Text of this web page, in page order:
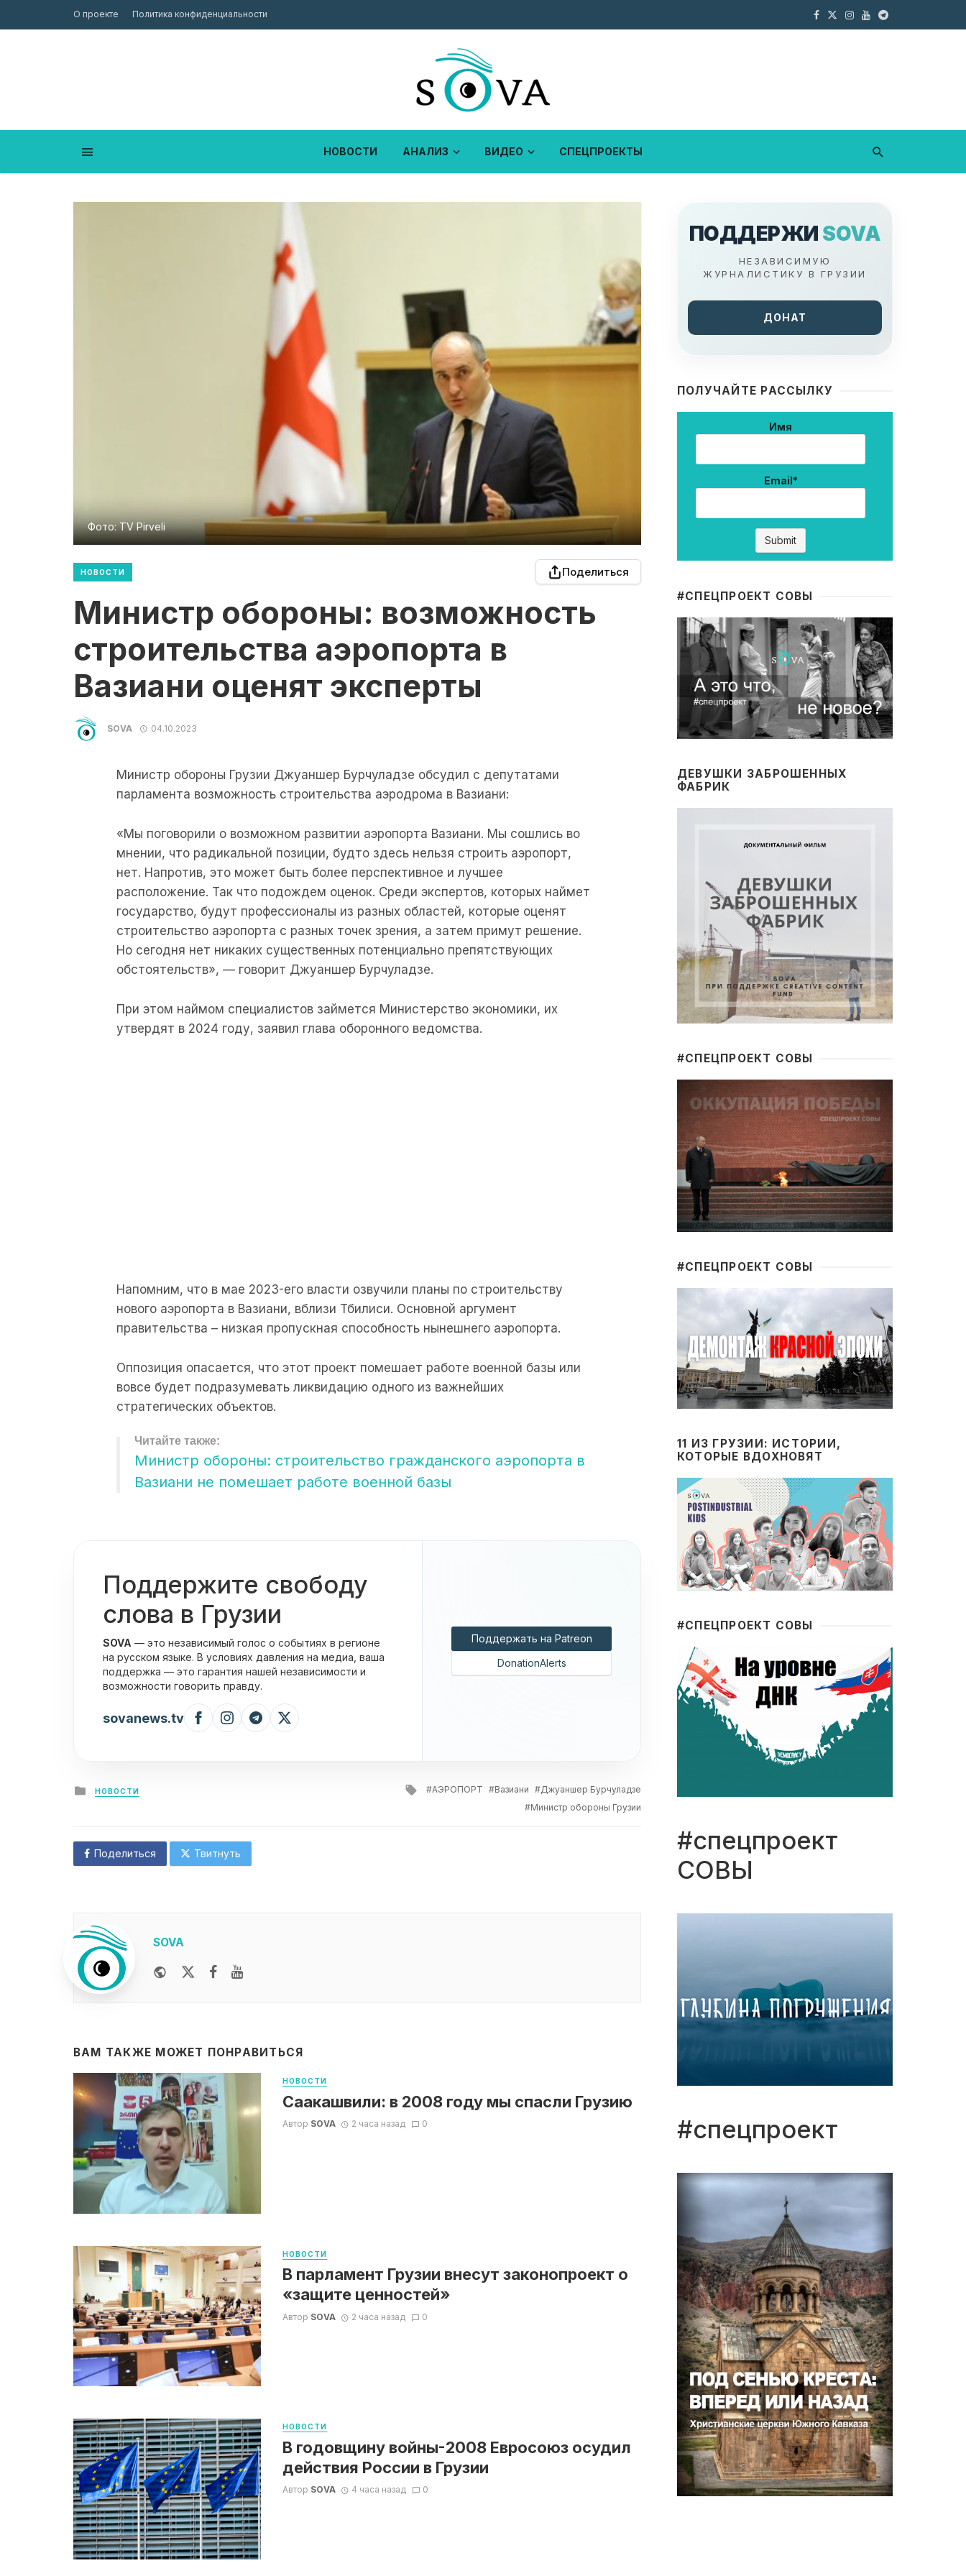
О проекте Политика конфиденциальности
НОВОСТИ АНАЛИЗ ВИДЕО СПЕЦПРОЕКТЫ
Фото: TV Pirveli
НОВОСТИ Поделиться
Министр обороны: возможность
строительства аэропорта в
Вазиани оценят эксперты
SOVA 04.10.2023
Министр обороны Грузии Джуаншер Бурчуладзе обсудил с депутатами
парламента возможность строительства аэродрома в Вазиани:
«Мы поговорили о возможном развитии аэропорта Вазиани. Мы сошлись во
мнении, что радикальной позиции, будто здесь нельзя строить аэропорт,
нет. Напротив, это может быть более перспективное и лучшее
расположение. Так что подождем оценок. Среди экспертов, которых наймет
государство, будут профессионалы из разных областей, которые оценят
строительство аэропорта с разных точек зрения, а затем примут решение.
Но сегодня нет никаких существенных потенциально препятствующих
обстоятельств», — говорит Джуаншер Бурчуладзе.
При этом наймом специалистов займется Министерство экономики, их
утвердят в 2024 году, заявил глава оборонного ведомства.
Напомним, что в мае 2023-его власти озвучили планы по строительству
нового аэропорта в Вазиани, вблизи Тбилиси. Основной аргумент
правительства – низкая пропускная способность нынешнего аэропорта.
Оппозиция опасается, что этот проект помешает работе военной базы или
вовсе будет подразумевать ликвидацию одного из важнейших
стратегических объектов.
Министр обороны: строительство гражданского аэропорта в
Вазиани не помешает работе военной базы
Поддержите свободу
слова в Грузии
SOVA — это независимый голос о событиях в регионе
на русском языке. В условиях давления на медиа, ваша
поддержка — это гарантия нашей независимости и
возможности говорить правду.
sovanews.tv
Поддержать на Patreon
DonationAlerts
Posted
in
НОВОСТИ
Tagged
АЭРОПОРТ Вазиани
Джуаншер Бурчуладзе
Министр обороны Грузии
Поделиться Твитнуть
SOVA
WebsiteTwitterFacebook
ВАМ ТАКЖЕ МОЖЕТ ПОНРАВИТЬСЯ
НОВОСТИ
Саакашвили: в 2008 году мы спасли Грузию
Автор SOVA 2 часа назад 0
НОВОСТИ
В парламент Грузии внесут законопроект о
«защите ценностей»
Автор SOVA 2 часа назад 0
НОВОСТИ
В годовщину войны-2008 Евросоюз осудил
действия России в Грузии
Автор SOVA 4 часа назад 0
ПОДДЕРЖИ SOVA
НЕЗАВИСИМУЮ
ЖУРНАЛИСТИКУ В ГРУЗИИ
ДОНАТ
ПОЛУЧАЙТЕ РАССЫЛКУ
Имя
Email*
#CПЕЦПРОЕКТ СОВЫ
ДЕВУШКИ ЗАБРОШЕННЫХ
ФАБРИК
#CПЕЦПРОЕКТ СОВЫ
#CПЕЦПРОЕКТ СОВЫ
11 ИЗ ГРУЗИИ: ИСТОРИИ,
КОТОРЫЕ ВДОХНОВЯТ
#CПЕЦПРОЕКТ СОВЫ
#спецпроект
СОВЫ
#спецпроект